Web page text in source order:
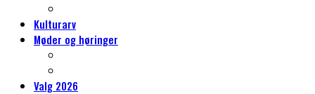
Kulturarv
Møder og høringer
Valg 2026